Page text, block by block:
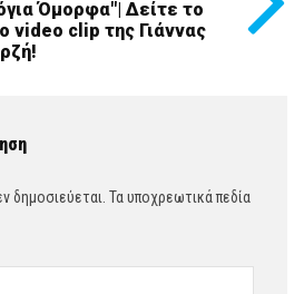
Όμορφα"| Δείτε το
video clip της Γιάννας
δημοσιεύεται. Τα υποχρεωτικά πεδία